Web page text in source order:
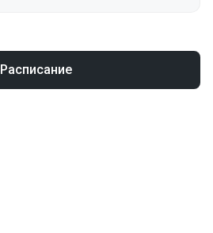
Расписание